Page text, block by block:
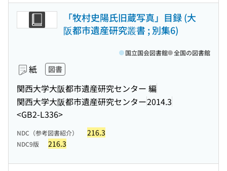
「牧村史陽氏旧蔵写真」目録 (大
阪都市遺産研究叢書 ; 別集6)
紙 図書
関西大学大阪都市遺産研究センター 編
関西大学大阪都市遺産研究センター2014.3
<GB2-L336>
国立国会図書館 全国の図書館
NDC（参考図書紹介） 216.3
NDC9版 216.3